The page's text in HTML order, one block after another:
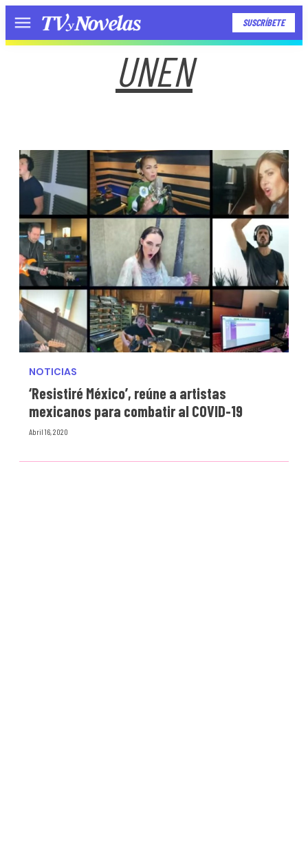
Menú SUSCRÍBETE
UNEN
NOTICIAS
‘Resistiré México’, reúne a artistas
mexicanos para combatir al COVID-19
Abril 16, 2020